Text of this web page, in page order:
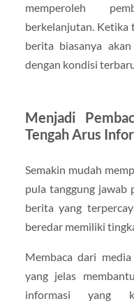
memperoleh
berkelanjutan. Ketika
berita biasanya
dengan kondisi
Menjadi
Tengah Arus
Semakin mudah
pula tanggung jawab
berita yang
beredar memiliki
Membaca dari
yang jelas
informasi yang